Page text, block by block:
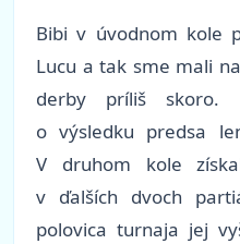
Bibi v úvodnom kole
Lucu a tak sme mali
derby príliš skoro.
o výsledku predsa
V druhom kole
v ďalších dvoch
polovica turnaja jej